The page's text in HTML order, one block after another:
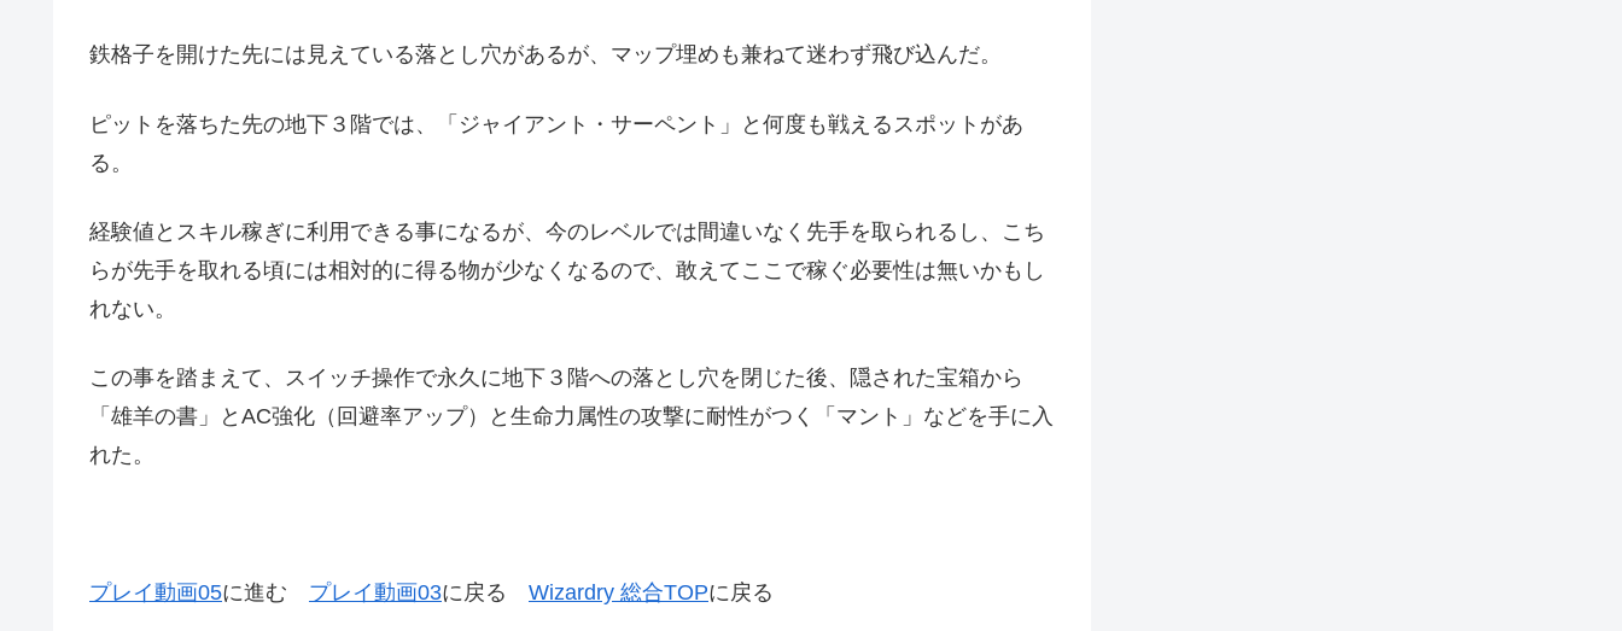
鉄格子を開けた先には見えている落とし穴があるが、マップ埋めも兼ねて迷わず飛び込んだ。
ピットを落ちた先の地下３階では、「ジャイアント・サーペント」と何度も戦えるスポットがあ
る。
経験値とスキル稼ぎに利用できる事になるが、今のレベルでは間違いなく先手を取られるし、こち
らが先手を取れる頃には相対的に得る物が少なくなるので、敢えてここで稼ぐ必要性は無いかもし
れない。
この事を踏まえて、スイッチ操作で永久に地下３階への落とし穴を閉じた後、隠された宝箱から
「雄羊の書」とAC強化（回避率アップ）と生命力属性の攻撃に耐性がつく「マント」などを手に入
れた。
プレイ動画05に進む プレイ動画03に戻る Wizardry 総合TOPに戻る